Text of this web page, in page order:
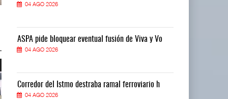
04 AGO 2026 04 AGO 2026
04 AGO 2026
ASPA pide bloquear eventual fusión de Viva y Vo
04 AGO 2026
Corredor del Istmo destraba ramal ferroviario h
04 AGO 2026